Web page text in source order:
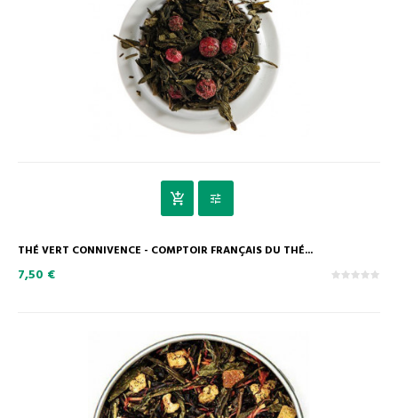
THÉ VERT CONNIVENCE - COMPTOIR FRANÇAIS DU THÉ...
7,50 €